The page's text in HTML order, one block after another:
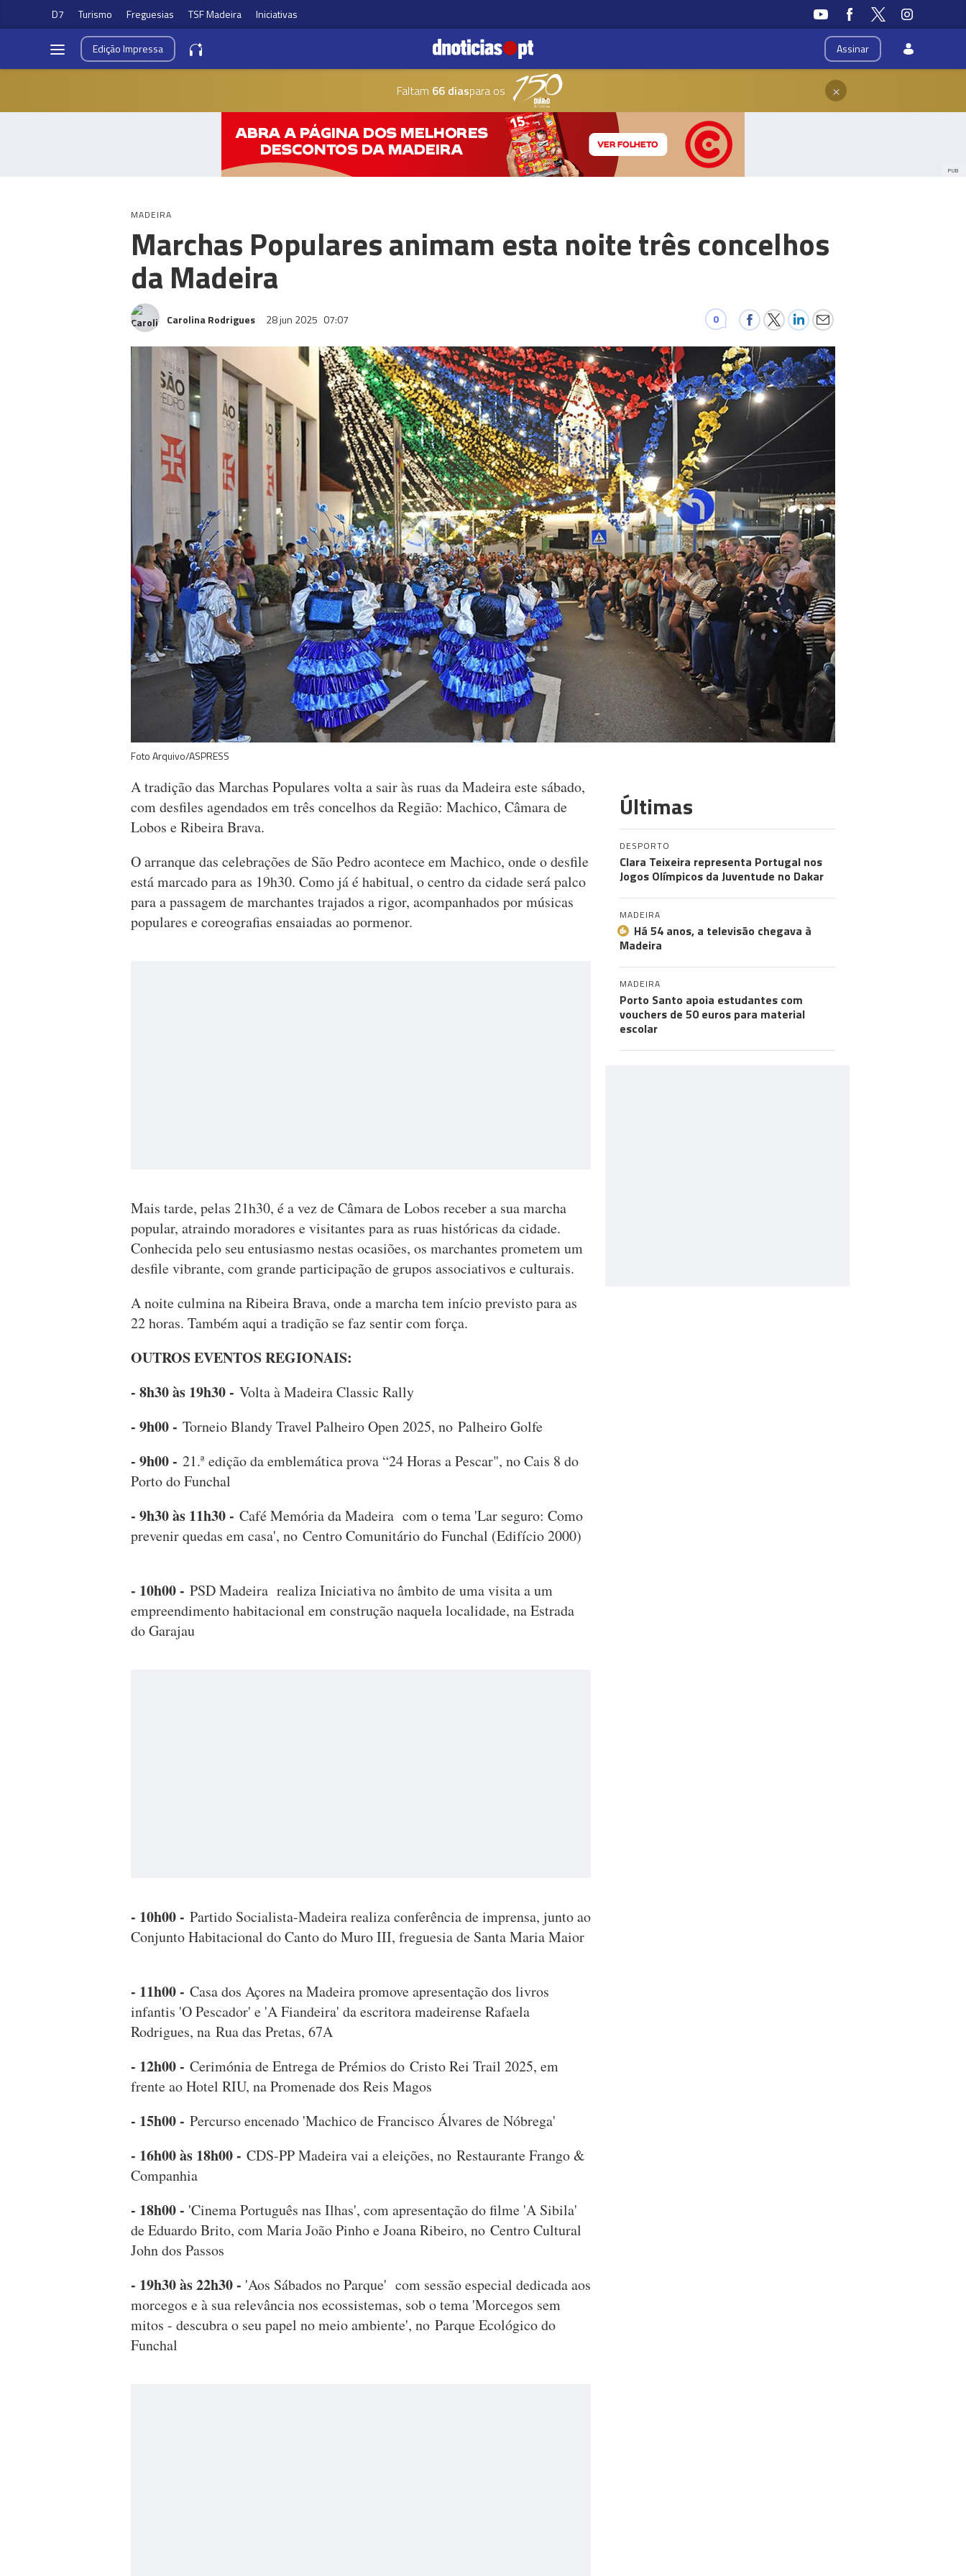
D7 Turismo Freguesias TSF Madeira Iniciativas
Assinar
EdiçãoImpressa
Faltam 66 diaspara os ×
PUB
MADEIRA
Marchas Populares animam esta noite três concelhos
da Madeira
Carolina Rodrigues 28 jun 2025 07:07 0
Foto Arquivo/ASPRESS
A tradição das Marchas Populares volta a sair às ruas da Madeira este sábado,
com desfiles agendados em três concelhos da Região: Machico, Câmara de
Lobos e Ribeira Brava.
O arranque das celebrações de São Pedro acontece em Machico, onde o desfile
está marcado para as 19h30. Como já é habitual, o centro da cidade será palco
para a passagem de marchantes trajados a rigor, acompanhados por músicas
populares e coreografias ensaiadas ao pormenor.
Mais tarde, pelas 21h30, é a vez de Câmara de Lobos receber a sua marcha
popular, atraindo moradores e visitantes para as ruas históricas da cidade.
Conhecida pelo seu entusiasmo nestas ocasiões, os marchantes prometem um
desfile vibrante, com grande participação de grupos associativos e culturais.
A noite culmina na Ribeira Brava, onde a marcha tem início previsto para as
22 horas. Também aqui a tradição se faz sentir com força.
OUTROS EVENTOS REGIONAIS:
- 8h30 às 19h30 - Volta à Madeira Classic Rally
- 9h00 - Torneio Blandy Travel Palheiro Open 2025, no Palheiro Golfe
- 9h00 - 21.ª edição da emblemática prova “24 Horas a Pescar", no Cais 8 do
Porto do Funchal
- 9h30 às 11h30 - Café Memória da Madeira com o tema 'Lar seguro: Como
prevenir quedas em casa', no Centro Comunitário do Funchal (Edifício 2000)
- 10h00 - PSD Madeira realiza Iniciativa no âmbito de uma visita a um
empreendimento habitacional em construção naquela localidade, na Estrada
do Garajau
- 10h00 - Partido Socialista-Madeira realiza conferência de imprensa, junto ao
Conjunto Habitacional do Canto do Muro III, freguesia de Santa Maria Maior
- 11h00 - Casa dos Açores na Madeira promove apresentação dos livros
infantis 'O Pescador' e 'A Fiandeira' da escritora madeirense Rafaela
Rodrigues, na Rua das Pretas, 67A
- 12h00 - Cerimónia de Entrega de Prémios do Cristo Rei Trail 2025, em
frente ao Hotel RIU, na Promenade dos Reis Magos
- 15h00 - Percurso encenado 'Machico de Francisco Álvares de Nóbrega'
- 16h00 às 18h00 - CDS-PP Madeira vai a eleições, no Restaurante Frango &
Companhia
- 18h00 - 'Cinema Português nas Ilhas', com apresentação do filme 'A Sibila'
de Eduardo Brito, com Maria João Pinho e Joana Ribeiro, no Centro Cultural
John dos Passos
- 19h30 às 22h30 - 'Aos Sábados no Parque' com sessão especial dedicada aos
morcegos e à sua relevância nos ecossistemas, sob o tema 'Morcegos sem
mitos - descubra o seu papel no meio ambiente', no Parque Ecológico do
Funchal
Últimas
DESPORTO
Clara Teixeira representa Portugal nos
Jogos Olímpicos da Juventude no Dakar
MADEIRA
Há 54 anos, a televisão chegava à
Madeira
MADEIRA
Porto Santo apoia estudantes com
vouchers de 50 euros para material
escolar